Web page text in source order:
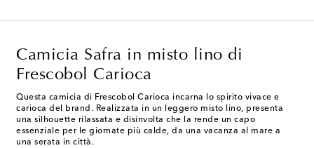
Camicia Safra in misto lino di
Frescobol Carioca
Questa camicia di Frescobol Carioca incarna lo spirito vivace e
carioca del brand. Realizzata in un leggero misto lino, presenta
una silhouette rilassata e disinvolta che la rende un capo
essenziale per le giornate più calde, da una vacanza al mare a
una serata in città.